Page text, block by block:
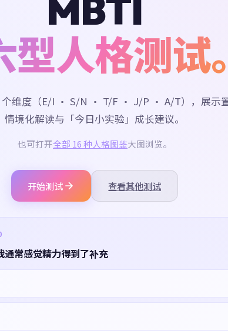
MBTI
型人格测试。
个维度（E/I · S/N · T/F · J/P · A/T），展示置
情境化解读与「今日小实验」成长建议。
也可打开全部 16 种人格图鉴大图浏览。
开始测试 查看其他测试
通常感觉精力得到了补充